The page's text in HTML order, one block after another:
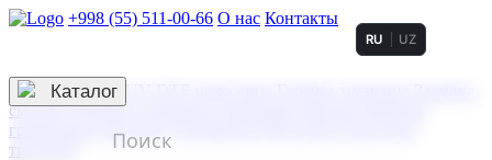
+998 (55) 511-00-66 О нас Контакты
3D гравировка
смолой (Doming)
гравировка твердая
тиснение
RU UZ
Каталог